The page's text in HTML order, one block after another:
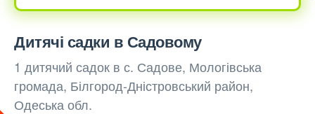
Дитячі садки в Садовому
1 дитячий садок в с. Садове, Мологівська
громада, Білгород-Дністровський район,
Одеська обл.